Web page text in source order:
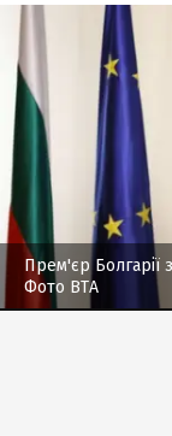
Прем'єр Болгарії
Фото BTA